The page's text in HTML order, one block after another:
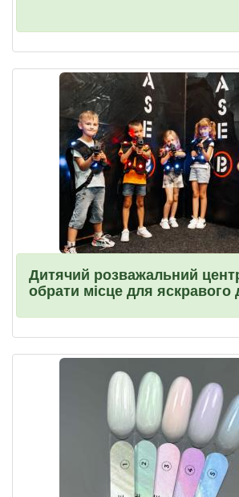
Дитячий розважальний
обрати місце для яскравого